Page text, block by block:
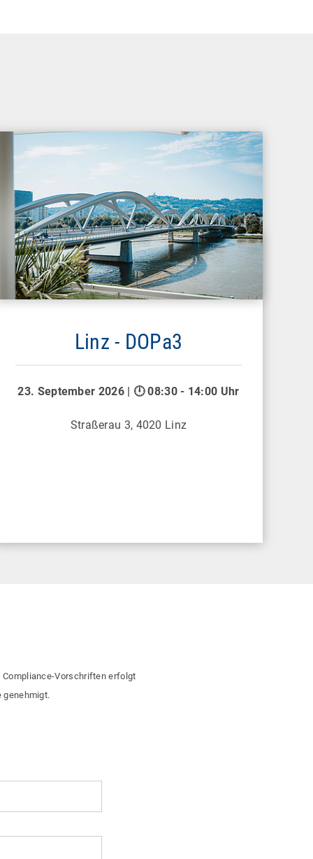
Linz - DOPa3
23. September 2026 | 🕛 08:30 - 14:00 Uhr
Straßerau 3, 4020 Linz
Compliance-Vorschriften erfolgt
genehmigt.